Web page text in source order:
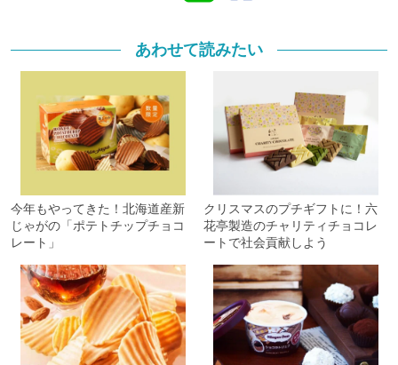
あわせて読みたい
今年もやってきた！北海道産新
じゃがの「ポテトチップチョコ
レート」
クリスマスのプチギフトに！六
花亭製造のチャリティチョコレ
ートで社会貢献しよう